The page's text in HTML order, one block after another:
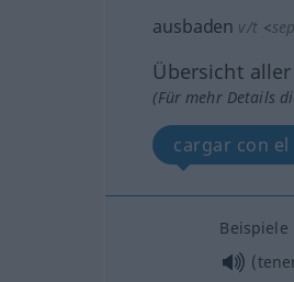
ausbaden v/t <sep
Übersicht
(Für mehr Details
cargar con el
Beispiele